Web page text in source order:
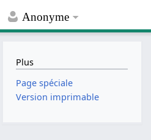
Anonyme
Plus
Page spéciale
Version imprimable